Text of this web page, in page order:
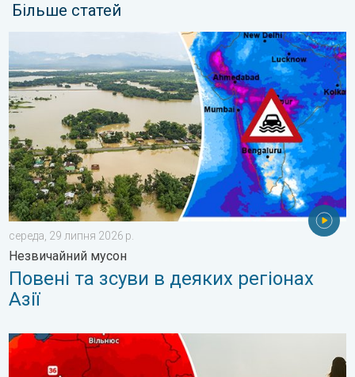
Більше статей
Повені та зсуви в деяких регіонах Азії. Незвичайний
середа, 29 липня 2026 р.
Незвичайний мусон
Повені та зсуви в деяких регіонах
Азії
Екстремальна спека у Східній Європі. Понад 40 градусів. .